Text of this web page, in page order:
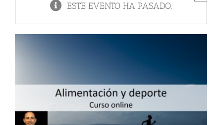
ESTE EVENTO HA PASADO.